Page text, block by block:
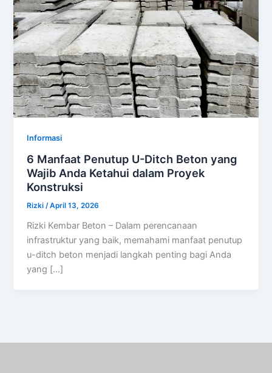
Informasi
6 Manfaat Penutup U-Ditch Beton yang
Wajib Anda Ketahui dalam Proyek
Konstruksi
Rizki/April 13, 2026
Rizki Kembar Beton – Dalam perencanaan
infrastruktur yang baik, memahami manfaat penutup
u-ditch beton menjadi langkah penting bagi Anda
yang […]